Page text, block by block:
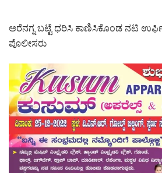
ಅರೆನಗ್ನ‌ ಬಟ್ಟೆ ಧರಿಸಿ ಕಾಣಿಸಿಕೊಂಡ ನಟಿ
ಪೊಲೀಸರು